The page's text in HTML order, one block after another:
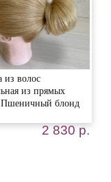
из волос
из прямых
Пшеничный блонд
2 830 р.